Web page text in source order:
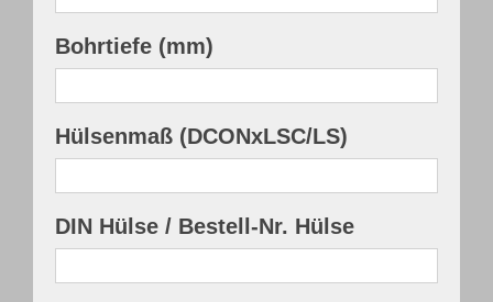
Bohrtiefe (mm)
Hülsenmaß (DCONxLSC/LS)
DIN Hülse / Bestell-Nr. Hülse